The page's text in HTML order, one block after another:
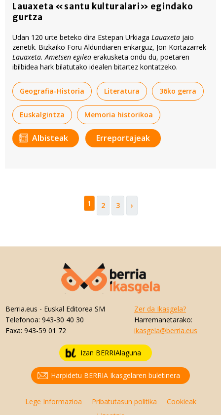
Lauaxeta «santu kulturalari» egindako
gurtza
Udan 120 urte beteko dira Estepan Urkiaga Lauaxeta jaio
zenetik. Bizkaiko Foru Aldundiaren enkarguz, Jon Kortazarrek
Lauaxeta. Ametsen egilea erakusketa ondu du, poetaren
ibilbidea hark bilatutako idealen bitartez kontatzeko.
Geografia-Historia Literatura 36ko gerra
Euskalgintza Memoria historikoa
Albisteak Erreportajeak
1 2 3 ›
Berria.eus - Euskal Editorea SM
Telefonoa: 943-30 40 30
Faxa: 943-59 01 72
Zer da Ikasgela?
Harremanetarako:
ikasgela@berria.eus
Izan BERRIAlaguna
Harpidetu BERRIA Ikasgelaren buletinera
Lege Informazioa Pribatutasun politika
Cookieak